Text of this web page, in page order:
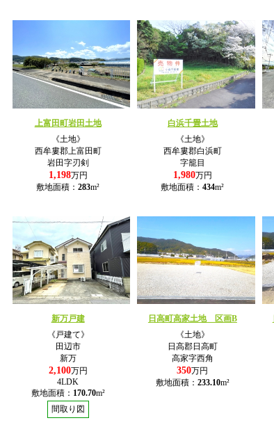
上富田町岩田土地
《土地》
西牟婁郡上富田町
岩田字刃剣
1,198万円
敷地面積：283m²
白浜千畳土地
《土地》
西牟婁郡白浜町
字籠目
1,980万円
敷地面積：434m²
新万戸建
《戸建て》
田辺市
新万
2,100万円
4LDK
敷地面積： 170.70m²
間取り図
日高町高家土地 区画B
《土地》
日高郡日高町
高家字西角
350万円
敷地面積： 233.10m²